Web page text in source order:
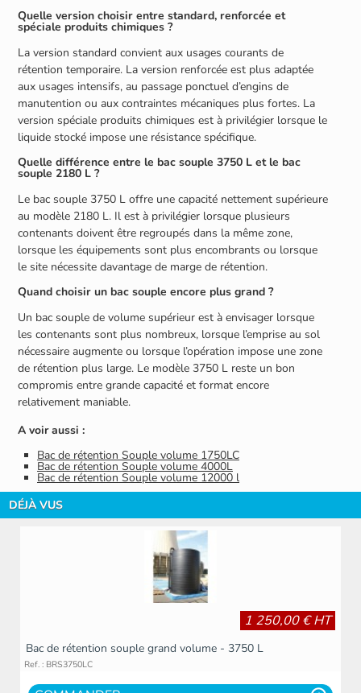
Quelle version choisir entre standard, renforcée et
spéciale produits chimiques ?
La version standard convient aux usages courants de
rétention temporaire. La version renforcée est plus adaptée
aux usages intensifs, au passage ponctuel d’engins de
manutention ou aux contraintes mécaniques plus fortes. La
version spéciale produits chimiques est à privilégier lorsque le
liquide stocké impose une résistance spécifique.
Quelle différence entre le bac souple 3750 L et le bac
souple 2180 L ?
Le bac souple 3750 L offre une capacité nettement supérieure
au modèle 2180 L. Il est à privilégier lorsque plusieurs
contenants doivent être regroupés dans la même zone,
lorsque les équipements sont plus encombrants ou lorsque
le site nécessite davantage de marge de rétention.
Quand choisir un bac souple encore plus grand ?
Un bac souple de volume supérieur est à envisager lorsque
les contenants sont plus nombreux, lorsque l’emprise au sol
nécessaire augmente ou lorsque l’opération impose une zone
de rétention plus large. Le modèle 3750 L reste un bon
compromis entre grande capacité et format encore
relativement maniable.
A voir aussi :
Bac de rétention Souple volume 1750LC
Bac de rétention Souple volume 4000L
Bac de rétention Souple volume 12000 l
DÉJÀ VUS
1 250,00 € HT
Bac de rétention souple grand volume - 3750 L
Ref. : BRS3750LC